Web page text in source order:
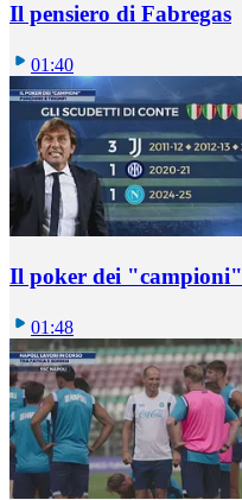
Il pensiero di Fabregas
01:40
Il poker dei "campioni"
01:48